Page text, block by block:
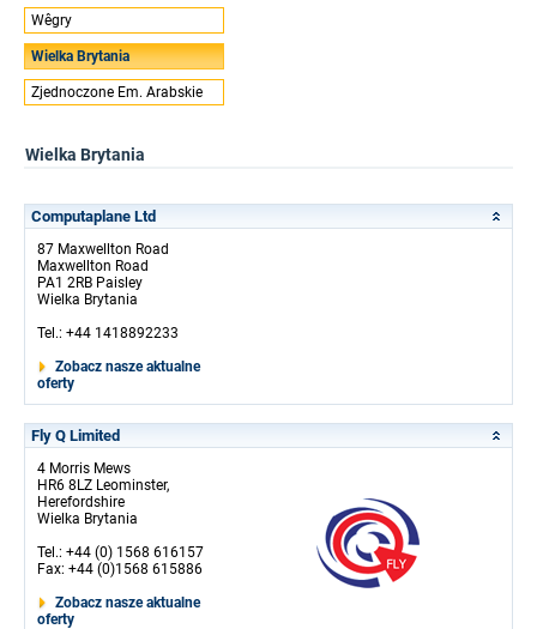
Wêgry
Wielka Brytania
Zjednoczone Em. Arabskie
Wielka Brytania
Computaplane Ltd
87 Maxwellton Road
Maxwellton Road
PA1 2RB Paisley
Wielka Brytania
Tel.: +44 1418892233
Zobacz nasze aktualne
oferty
Fly Q Limited
4 Morris Mews
HR6 8LZ Leominster,
Herefordshire
Wielka Brytania
Tel.: +44 (0) 1568 616157
Fax: +44 (0)1568 615886
Zobacz nasze aktualne
oferty